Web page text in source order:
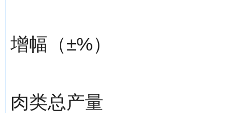
增幅（±%）
肉类总产量